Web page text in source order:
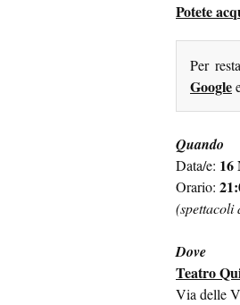
Potete
Per
Google
Quando
Data/e: 16
Orario:
(spettacoli
Dove
Teatro
Via delle